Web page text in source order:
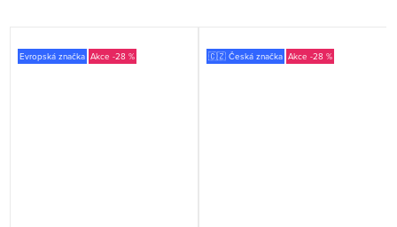
Evropská značka -28 % 🇨🇿 Česká značka -28 %